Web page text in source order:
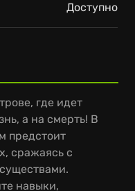
где идет
а на смерть! В
предстоит
сражаясь с
навыки,
Доступно